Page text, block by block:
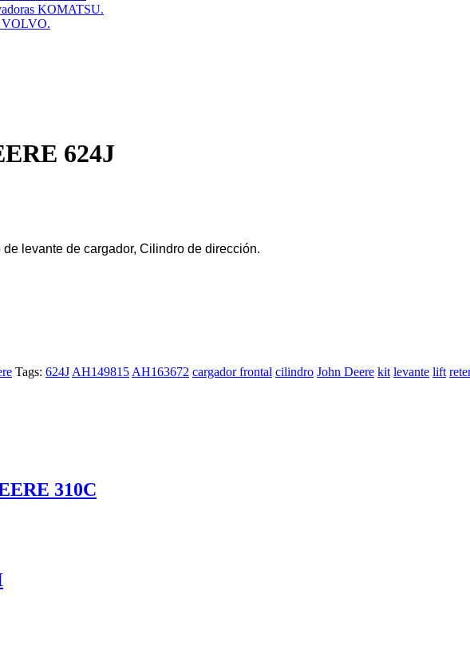
KOMATSU.
VOLVO.
624J
levante de cargador, Cilindro de dirección.
Tags: 624J AH149815 AH163672 cargador frontal cilindro John Deere kit levante lift
310C